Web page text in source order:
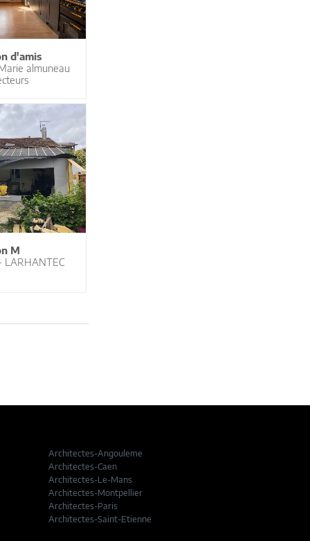
d'amis
almuneau
M
LARHANTEC
Architectes-Angouleme
Architectes-Caen
Architectes-Le-Mans
Architectes-Montpellier
Architectes-Paris
Architectes-Saint-Etienne